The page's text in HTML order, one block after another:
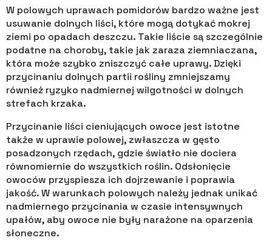
W polowych uprawach pomidorów bardzo ważne jest
usuwanie dolnych liści, które mogą dotykać mokrej
ziemi po opadach deszczu. Takie liście są szczególnie
podatne na choroby, takie jak zaraza ziemniaczana,
która może szybko zniszczyć całe uprawy. Dzięki
przycinaniu dolnych partii rośliny zmniejszamy
również ryzyko nadmiernej wilgotności w dolnych
strefach krzaka.
Przycinanie liści cieniujących owoce jest istotne
także w uprawie polowej, zwłaszcza w gęsto
posadzonych rzędach, gdzie światło nie dociera
równomiernie do wszystkich roślin. Odsłonięcie
owoców przyspiesza ich dojrzewanie i poprawia
jakość. W warunkach polowych należy jednak unikać
nadmiernego przycinania w czasie intensywnych
upałów, aby owoce nie były narażone na oparzenia
słoneczne.